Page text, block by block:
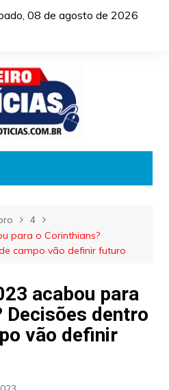
08 de agosto de 2026
4
para o Corinthians?
campo vão definir futuro
acabou para
Decisões dentro
vão definir